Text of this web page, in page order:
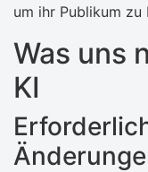
um ihr Publikum zu
Was uns
KI